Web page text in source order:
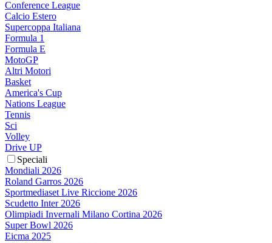
Conference League
Calcio Estero
Supercoppa Italiana
Formula 1
Formula E
MotoGP
Altri Motori
Basket
America's Cup
Nations League
Tennis
Sci
Volley
Drive UP
Speciali
Mondiali 2026
Roland Garros 2026
Sportmediaset Live Riccione 2026
Scudetto Inter 2026
Olimpiadi Invernali Milano Cortina 2026
Super Bowl 2026
Eicma 2025